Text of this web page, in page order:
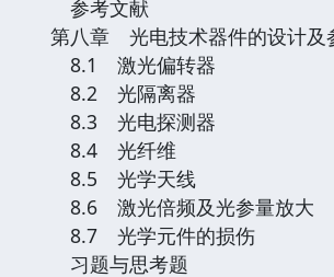
参考文献
第八章 光电技术器件的设计及
8.1 激光偏转器
8.2 光隔离器
8.3 光电探测器
8.4 光纤维
8.5 光学天线
8.6 激光倍频及光参量放大
8.7 光学元件的损伤
习题与思考题